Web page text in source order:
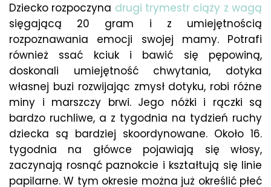
Dziecko rozpoczyna drugi trymestr ciąży z wagą
sięgającą 20 gram i z umiejętnością
rozpoznawania emocji swojej mamy. Potrafi
również ssać kciuk i bawić się pępowiną,
doskonali umiejętność chwytania, dotyka
własnej buzi rozwijając zmysł dotyku, robi różne
miny i marszczy brwi. Jego nóżki i rączki są
bardzo ruchliwe, a z tygodnia na tydzień ruchy
dziecka są bardziej skoordynowane. Około 16.
tygodnia na główce pojawiają się włosy,
zaczynają rosnąć paznokcie i kształtują się linie
papilarne. W tym okresie można już określić płeć